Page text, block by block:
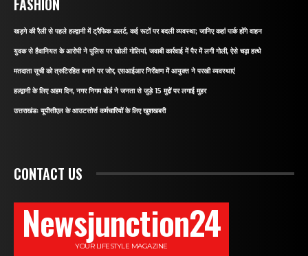
FASHION
खड़गे की रैली से पहले हल्द्वानी में ट्रैफिक अलर्ट, कई रूटों पर बदली व्यवस्था; जानिए कहां पार्क होंगे वाहन
युवक से हैवानियत के आरोपी ने पुलिस पर खोली गोलियां, जवाबी कार्रवाई में पैर में लगी गोली, ऐसे चढ़ा हत्थे
मतदाता सूची को त्रुटिरहित बनाने पर जोर, एसआईआर निरीक्षण में आयुक्त ने परखी व्यवस्थाएं
हल्द्वानी के लिए अहम दिन, नगर निगम बोर्ड ने जनता से जुड़े 15 मुद्दों पर लगाई मुहर
उत्तराखंडः यूपीसीएल के आउटसोर्स कर्मचारियों के लिए खुशखबरी
CONTACT US
Newsjunction24
YOUR LIFESTYLE MAGAZINE